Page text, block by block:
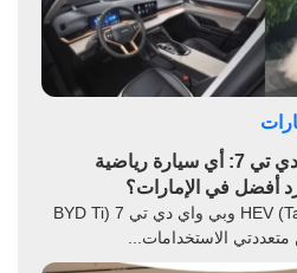
تانك 300 HEV و بي واي دي تي 7: أي سيارة رياضية
أفضل في الإمارات؟
تُعد تانك 300 HEV (Tank 300 HEV) وبي واي دي تي 7 (BYD Ti